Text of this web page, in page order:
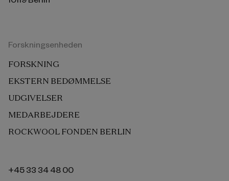
Forskningsenheden
FORSKNING
EKSTERN BEDØMMELSE
UDGIVELSER
MEDARBEJDERE
ROCKWOOL FONDEN BERLIN
+45 33 34 48 00